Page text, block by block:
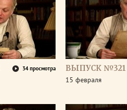
34 просмотра ВЫПУСК №321
15 февраля